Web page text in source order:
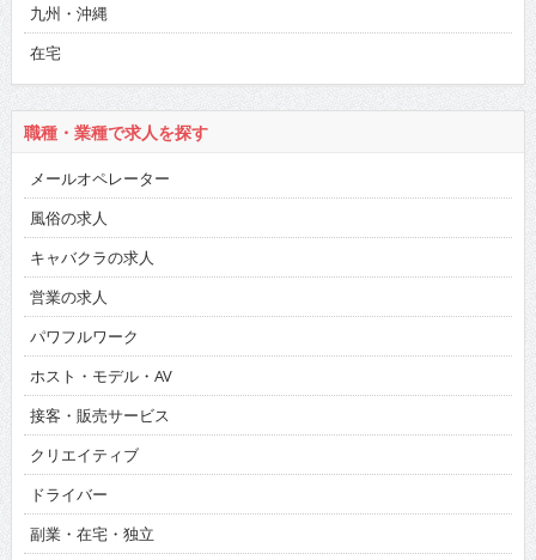
九州・沖縄
在宅
職種・業種で求人を探す
メールオペレーター
風俗の求人
キャバクラの求人
営業の求人
パワフルワーク
ホスト・モデル・AV
接客・販売サービス
クリエイティブ
ドライバー
副業・在宅・独立